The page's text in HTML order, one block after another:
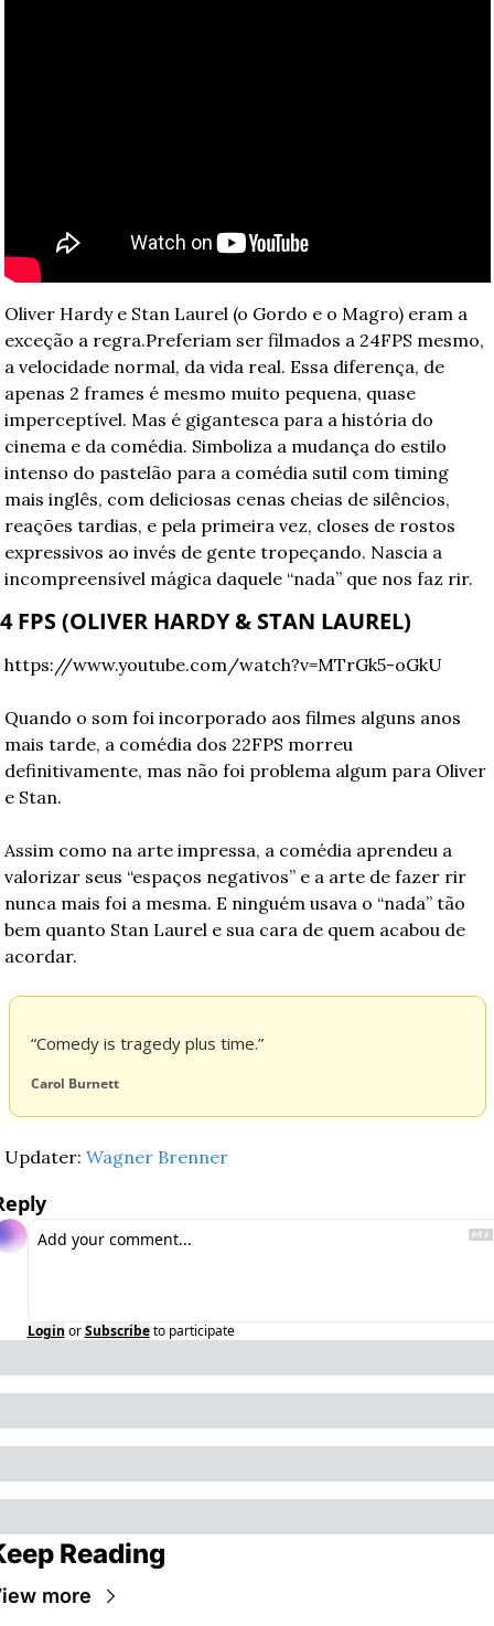
Oliver Hardy e Stan Laurel (o Gordo e o Magro) eram a
exceção a regra.Preferiam ser filmados a 24FPS mesmo,
a velocidade normal, da vida real. Essa diferença, de
apenas 2 frames é mesmo muito pequena, quase
imperceptível. Mas é gigantesca para a história do
cinema e da comédia. Simboliza a mudança do estilo
intenso do pastelão para a comédia sutil com timing
mais inglês, com deliciosas cenas cheias de silêncios,
reações tardias, e pela primeira vez, closes de rostos
expressivos ao invés de gente tropeçando. Nascia a
incompreensível mágica daquele “nada” que nos faz rir.
FPS (OLIVER HARDY & STAN LAUREL)
https://www.youtube.com/watch?v=MTrGk5-oGkU
Quando o som foi incorporado aos filmes alguns anos
mais tarde, a comédia dos 22FPS morreu
definitivamente, mas não foi problema algum para Oliver
e Stan.
Assim como na arte impressa, a comédia aprendeu a
valorizar seus “espaços negativos” e a arte de fazer rir
nunca mais foi a mesma. E ninguém usava o “nada” tão
bem quanto Stan Laurel e sua cara de quem acabou de
acordar.
“Comedy is tragedy plus time.”
Carol Burnett
Updater: Wagner Brenner
Login or Subscribe to participate
Reading
more